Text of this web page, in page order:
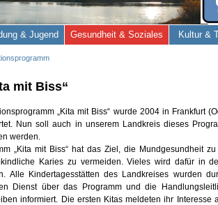
mit Biss“
„Kita mit Biss“ wurde 2004 in Frankfurt
Nun soll auch in unserem Landkreis dieses
werden.
„Kita mit Biss“ hat das Ziel, die Mundgesundheit zu
Karies zu vermeiden. Vieles wird dafür in
Alle Kindertagesstätten des Landkreises wurden
Dienst über das Programm und die
informiert. Die ersten Kitas meldeten ihr Interesse
& Jugend Gesundheit & Soziales Kultur &